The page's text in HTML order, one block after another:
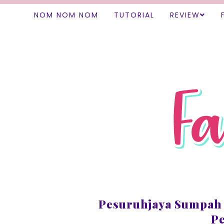
NOM NOM NOM TUTORIAL REVIEW
Pesuruhjaya